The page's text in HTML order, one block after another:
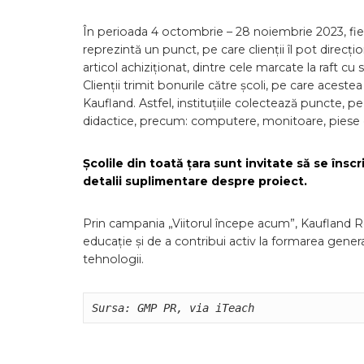
În perioada 4 octombrie – 28 noiembrie 2023,
reprezintă un punct, pe care clienții îl pot
articol achiziționat, dintre cele marcate la raft
Clienții trimit bonurile către școli, pe care
Kaufland. Astfel, instituțiile colectează puncte,
didactice, precum: computere, monitoare,
Școlile din toată țara sunt invitate să se
detalii suplimentare despre proiect.
Prin campania „Viitorul începe acum”, Kaufland
educație și de a contribui activ la formarea
tehnologii.
Sursa: GMP PR, via iTeach